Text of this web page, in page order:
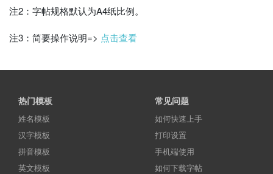
注2：字帖规格默认为A4纸比例。
注3：简要操作说明=> 点击查看
热门模板
姓名模板
汉字模板
拼音模板
英文模板
常见问题
如何快速上手
打印设置
手机端使用
如何下载字帖